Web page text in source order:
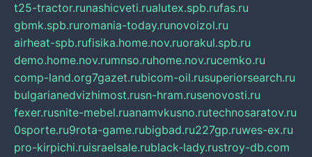
t25-tractor.runashicveti.rualutex.spb.rufas.ru
gbmk.spb.ruromania-today.runovoizol.ru
airheat-spb.rufisika.home.nov.ruorakul.spb.ru
demo.home.nov.rumnso.ruhome.nov.rucemko.ru
comp-land.org7gazet.rubicom-oil.rusuperiorsearch.ru
bulgarianedvizhimost.rusn-hram.rusenovosti.ru
fexer.rusnite-mebel.ruanamvkusno.rutechnosaratov.ru
0sporte.ru9rota-game.rubigbad.ru227gp.ruwes-ex.ru
pro-kirpichi.ruisraelsale.rublack-lady.rustroy-db.com